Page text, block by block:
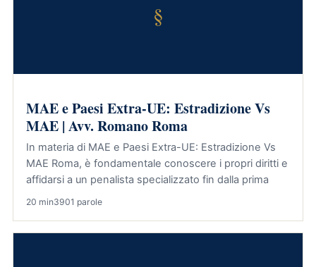
§
MAE e Paesi Extra-UE: Estradizione Vs
MAE | Avv. Romano Roma
In materia di MAE e Paesi Extra-UE: Estradizione Vs
MAE Roma, è fondamentale conoscere i propri diritti e
affidarsi a un penalista specializzato fin dalla prima
20 min3901 parole